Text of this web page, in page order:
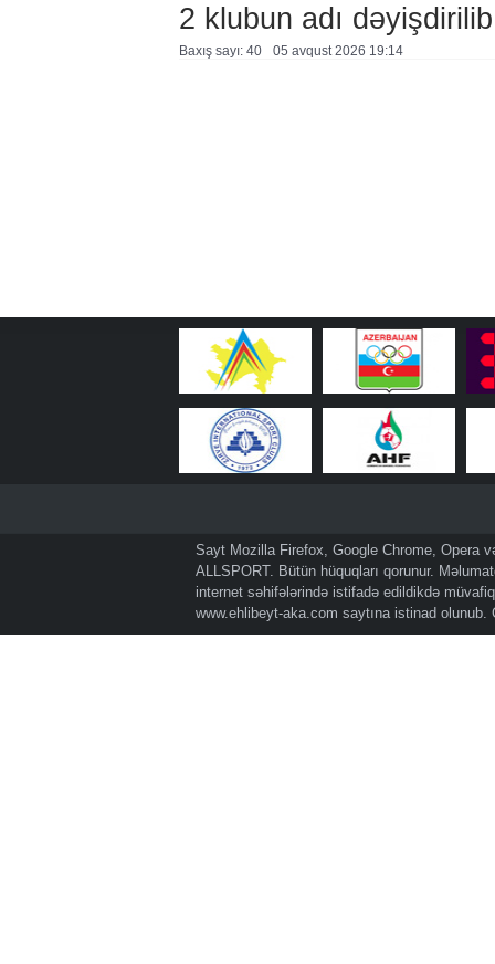
2 klubun adı dəyişdirilib
Baxış sayı: 40 05 avqust 2026 19:14
Sayt Mozilla Firefox, Google Chrome, Opera
ALLSPORT. Bütün hüquqları qorunur.
internet səhifələrində istifadə edildikdə
www.ehlibeyt-aka.com saytına istinad olunub.